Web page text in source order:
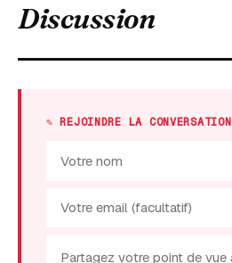
Discussion
✎ REJOINDRE LA CONVERSATION